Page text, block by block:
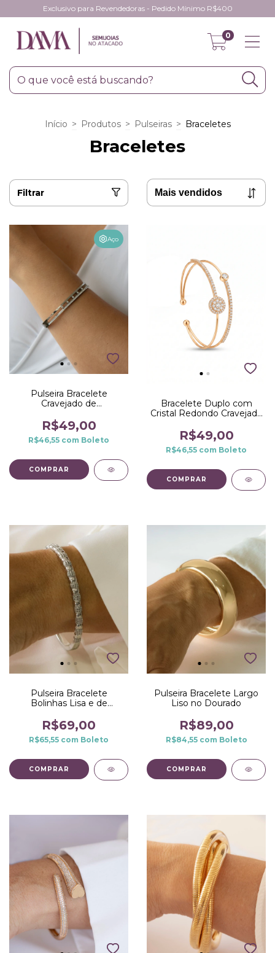
Exclusivo para Revendedoras - Pedido Mínimo R$400
0
Início > Produtos > Pulseiras > Braceletes
Braceletes
Filtrar
Aço
Pulseira Bracelete
Cravejado de
R$49,00
R$46,55 com Boleto
Bracelete Duplo com
Cristal Redondo Cravejado
Dourado
R$49,00
R$46,55 com Boleto
Pulseira Bracelete
Bolinhas Lisa e de
Branco
R$69,00
R$65,55 com Boleto
Pulseira Bracelete Largo
Liso no Dourado
R$89,00
R$84,55 com Boleto